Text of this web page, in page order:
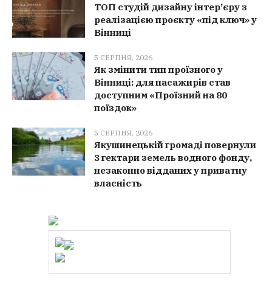
ТОП студій дизайну інтер’єру з
реалізацією проєкту «під ключ» у
Вінниці
5 СЕРПНЯ, 2026
Як змінити тип проїзного у
Вінниці: для пасажирів став
доступним «Проїзний на 80
поїздок»
5 СЕРПНЯ, 2026
Якушинецькій громаді повернули
3 гектари земель водного фонду,
незаконно відданих у приватну
власність